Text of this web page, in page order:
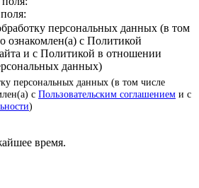
персональных данных (в том
ознакомлен(а) с Политикой
и с Политикой в отношении
данных)
персональных данных (в том числе
с Пользовательским соглашением и с
)
время.